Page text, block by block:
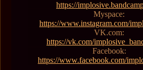
https://
Myspace:
https://www.instagram.com/
VK.com:
https://vk.com/
Facebook:
https://www.facebook.com/